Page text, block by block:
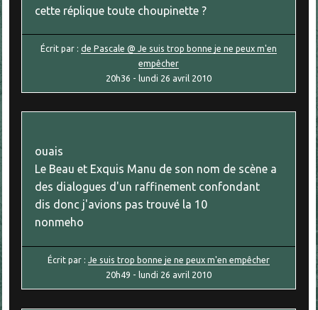
cette réplique toute choupinette ?
Écrit par :de Pascale @ Je suis trop bonne je ne peux m'en
empêcher
20h36 -lundi 26 avril 2010
ouais
Le Beau et Exquis Manu de son nom de scène a
des dialogues d'un raffinement confondant
dis donc j'avions pas trouvé la 10
nonmeho
Écrit par :Je suis trop bonne je ne peux m'en empêcher
20h49 - lundi 26 avril 2010